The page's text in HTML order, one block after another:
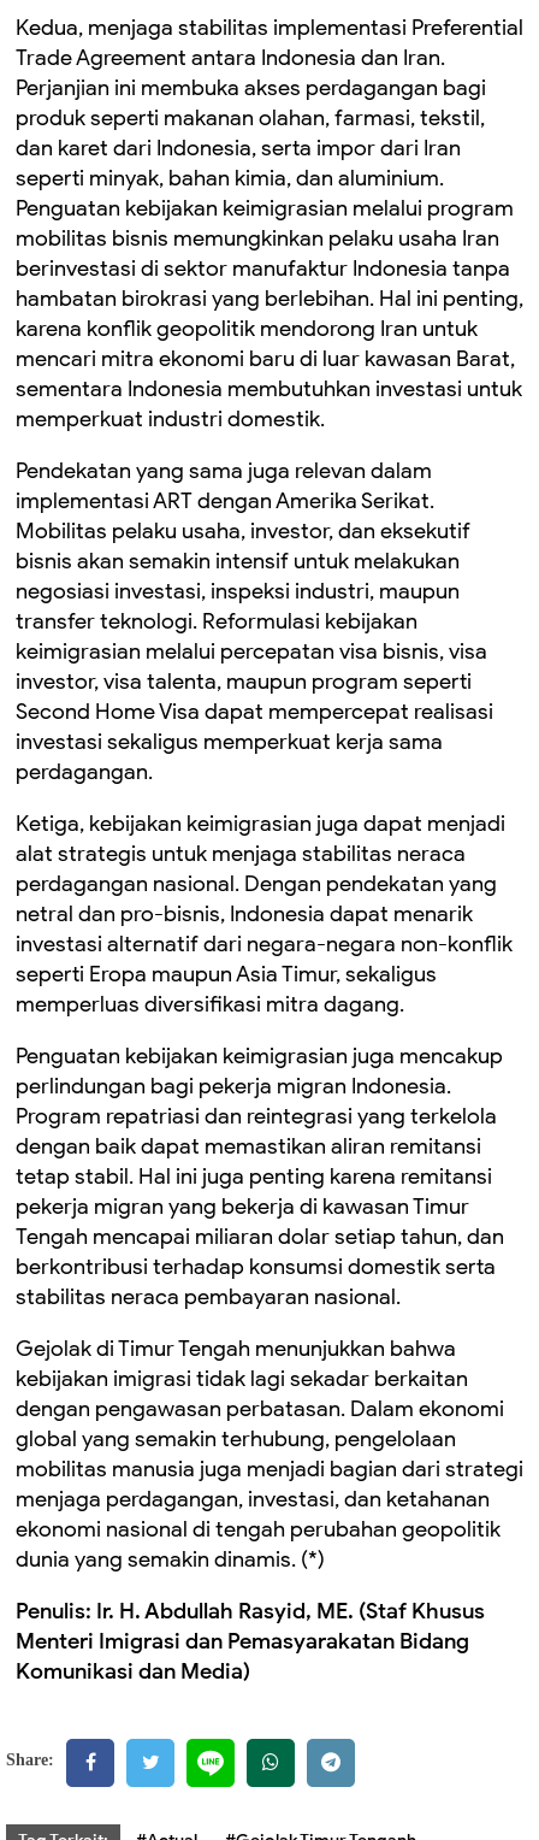
Kedua, menjaga stabilitas implementasi Preferential
Trade Agreement antara Indonesia dan Iran.
Perjanjian ini membuka akses perdagangan bagi
produk seperti makanan olahan, farmasi, tekstil,
dan karet dari Indonesia, serta impor dari Iran
seperti minyak, bahan kimia, dan aluminium.
Penguatan kebijakan keimigrasian melalui program
mobilitas bisnis memungkinkan pelaku usaha Iran
berinvestasi di sektor manufaktur Indonesia tanpa
hambatan birokrasi yang berlebihan. Hal ini penting,
karena konflik geopolitik mendorong Iran untuk
mencari mitra ekonomi baru di luar kawasan Barat,
sementara Indonesia membutuhkan investasi untuk
memperkuat industri domestik.
Pendekatan yang sama juga relevan dalam
implementasi ART dengan Amerika Serikat.
Mobilitas pelaku usaha, investor, dan eksekutif
bisnis akan semakin intensif untuk melakukan
negosiasi investasi, inspeksi industri, maupun
transfer teknologi. Reformulasi kebijakan
keimigrasian melalui percepatan visa bisnis, visa
investor, visa talenta, maupun program seperti
Second Home Visa dapat mempercepat realisasi
investasi sekaligus memperkuat kerja sama
perdagangan.
Ketiga, kebijakan keimigrasian juga dapat menjadi
alat strategis untuk menjaga stabilitas neraca
perdagangan nasional. Dengan pendekatan yang
netral dan pro-bisnis, Indonesia dapat menarik
investasi alternatif dari negara-negara non-konflik
seperti Eropa maupun Asia Timur, sekaligus
memperluas diversifikasi mitra dagang.
Penguatan kebijakan keimigrasian juga mencakup
perlindungan bagi pekerja migran Indonesia.
Program repatriasi dan reintegrasi yang terkelola
dengan baik dapat memastikan aliran remitansi
tetap stabil. Hal ini juga penting karena remitansi
pekerja migran yang bekerja di kawasan Timur
Tengah mencapai miliaran dolar setiap tahun, dan
berkontribusi terhadap konsumsi domestik serta
stabilitas neraca pembayaran nasional.
Gejolak di Timur Tengah menunjukkan bahwa
kebijakan imigrasi tidak lagi sekadar berkaitan
dengan pengawasan perbatasan. Dalam ekonomi
global yang semakin terhubung, pengelolaan
mobilitas manusia juga menjadi bagian dari strategi
menjaga perdagangan, investasi, dan ketahanan
ekonomi nasional di tengah perubahan geopolitik
dunia yang semakin dinamis. (*)
Penulis: Ir. H. Abdullah Rasyid, ME. (Staf Khusus
Menteri Imigrasi dan Pemasyarakatan Bidang
Komunikasi dan Media)
Share: